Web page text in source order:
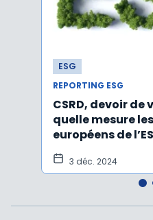
ESG
REPORTING ESG
CSRD, devoir
quelle mesure
européens de
être rabotés ?
3 déc. 2024